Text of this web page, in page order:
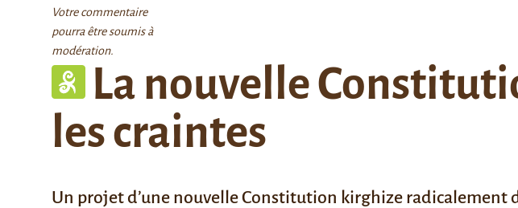
La nouvelle
les craintes
Un projet d’une nouvelle Constitution kirghize radicalement
Votre commentaire
pourra être soumis à
modération.